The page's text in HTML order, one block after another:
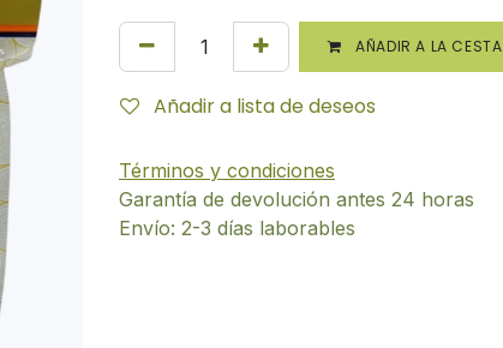
AÑADIR A LA CESTA
Añadir a lista de deseos
Términos y condiciones
Garantía de devolución antes 24 horas
Envío: 2-3 días laborables